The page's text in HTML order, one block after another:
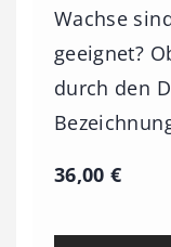
Wachse
geeignet?
durch den
36,00€